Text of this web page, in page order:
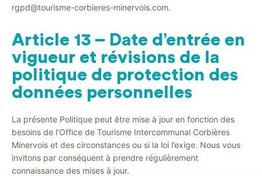
rgpd@tourisme-corbieres-minervois.com.
Article 13 – Date d’entrée en
vigueur et révisions de la
politique de protection des
données personnelles
La présente Politique peut être mise à jour en fonction des
besoins de l’Office de Tourisme Intercommunal Corbières
Minervois et des circonstances ou si la loi l’exige. Nous vous
invitons par conséquent à prendre régulièrement
connaissance des mises à jour.